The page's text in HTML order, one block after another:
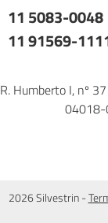
11 5083-0048
11 91569-
R. Humberto I, nº
04018-
2026 Silvestrin -